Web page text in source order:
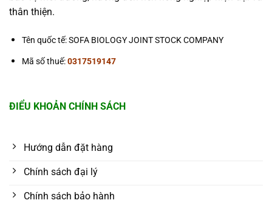
thân thiện.
Tên quốc tế: SOFA BIOLOGY JOINT STOCK COMPANY
Mã số thuế:0317519147
ĐIỂU KHOẢN CHÍNH SÁCH
Hướng dẫn đặt hàng
Chính sách đại lý
Chính sách bảo hành